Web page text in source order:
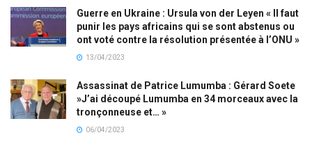
Guerre en Ukraine : Ursula von der Leyen « Il faut
punir les pays africains qui se sont abstenus ou
ont voté contre la résolution présentée à l’ONU »
13/04/2023
Assassinat de Patrice Lumumba : Gérard Soete
»J’ai découpé Lumumba en 34 morceaux avec la
tronçonneuse et… »
06/04/2023